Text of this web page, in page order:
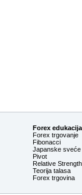
Forex edukacija
Forex trgovanje
Fibonacci
Japanske sveće
Pivot
Relative
Teorija talasa
Forex trgovina